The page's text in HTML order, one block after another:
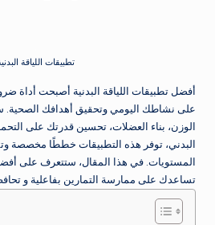
تطبيقات اللياقة
أفضل تطبيقات اللياقة البدنية أصبحت أداة
على نشاطك اليومي وتحقيق أهدافك
الوزن، بناء العضلات، تحسين قدرتك على
البدني، توفر هذه التطبيقات خططًا مخصصة
المستويات. في هذا المقال، ستتعرف على
تساعدك على ممارسة التمارين بفاعلية و